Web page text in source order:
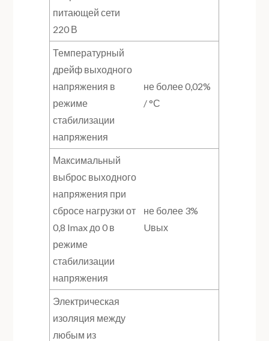
питающей сети
220 В
Температурный
дрейф выходного
напряжения в
режиме
стабилизации
напряжения
не более 0,02%
/ °С
Максимальный
выброс выходного
напряжения при
сбросе нагрузки от
0,8 Imax до 0 в
режиме
стабилизации
напряжения
не более 3%
Uвых
Электрическая
изоляция между
любым из